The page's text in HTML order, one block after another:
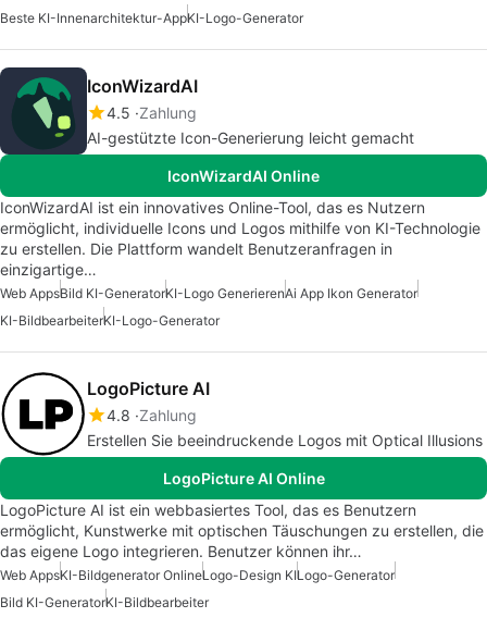
Beste KI-Innenarchitektur-AppKI-Logo-Generator
IconWizardAI
4.5 Zahlung
AI-gestützte Icon-Generierung leicht gemacht
IconWizardAI Online
IconWizardAI ist ein innovatives Online-Tool, das es Nutzern
ermöglicht, individuelle Icons und Logos mithilfe von KI-Technologie
zu erstellen. Die Plattform wandelt Benutzeranfragen in
einzigartige…
Web AppsBild KI-GeneratorKI-Logo GenerierenAi App Ikon Generator
KI-BildbearbeiterKI-Logo-Generator
LogoPicture AI
4.8 Zahlung
Erstellen Sie beeindruckende Logos mit Optical Illusions
LogoPicture AI Online
LogoPicture AI ist ein webbasiertes Tool, das es Benutzern
ermöglicht, Kunstwerke mit optischen Täuschungen zu erstellen, die
das eigene Logo integrieren. Benutzer können ihr…
Web AppsKI-Bildgenerator OnlineLogo-Design KILogo-Generator
Bild KI-GeneratorKI-Bildbearbeiter